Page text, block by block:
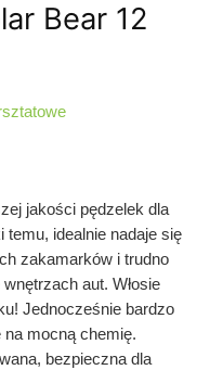
Bear 12
jakości pędzelek dla
temu, idealnie nadaje się
zakamarków i trudno
aut. Włosie
Jednocześnie bardzo
na mocną chemię.
bezpieczna dla